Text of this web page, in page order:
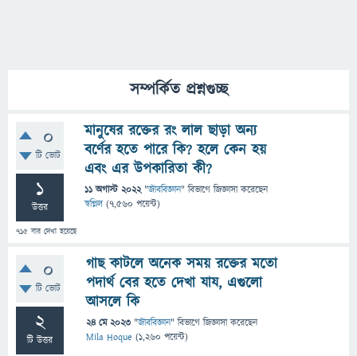
সম্পর্কিত প্রশ্নগুচ্ছ
0
টি ভোট
1
উত্তর
715 বার দেখা হয়েছে
মানুষের রক্তের রং লাল ছাড়া অন্য
বর্ণের হতে পারে কি? হলে কেন হয়
এবং এর উপকারিতা কী?
11 অগাস্ট 2022 "জীববিজ্ঞান" বিভাগে জিজ্ঞাসাকরেছেন
স্বপ্নিল (7,560 পয়েন্ট)
0
টি ভোট
2
টি উত্তর
গাছ কাটলে অনেক সময় রক্তের মতো
পদার্থ বের হতে দেখা যায, এগুলো
আসলে কি
24 মে 2023 "জীববিজ্ঞান" বিভাগে জিজ্ঞাসাকরেছেন
Mila Hoque (1,260 পয়েন্ট)